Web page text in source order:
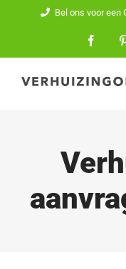
inhoud
Bel ons voor een